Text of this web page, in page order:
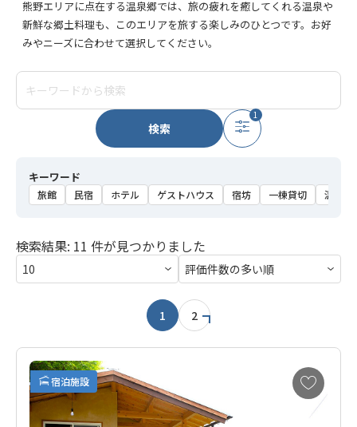
熊野エリアに点在する温泉郷では、旅の疲れを癒してくれる温泉や
新鮮な郷土料理も、このエリアを旅する楽しみのひとつです。お好
みやニーズに合わせて選択してください。
検索
1
キーワード
旅館 民宿 ホテル ゲストハウス 宿坊 一棟貸切 温泉
検索結果: 11 件が見つかりました
1 2
宿泊施設
お
気